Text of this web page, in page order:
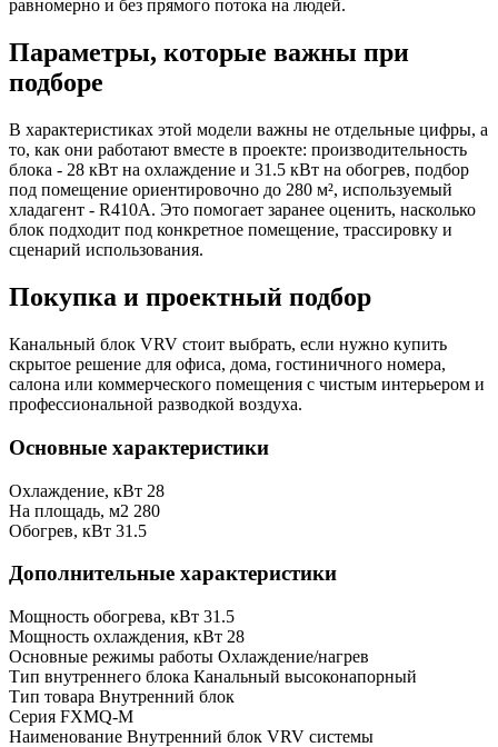
равномерно и без прямого потока на людей.
Параметры, которые важны при
подборе
В характеристиках этой модели важны не отдельные цифры, а
то, как они работают вместе в проекте: производительность
блока - 28 кВт на охлаждение и 31.5 кВт на обогрев, подбор
под помещение ориентировочно до 280 м², используемый
хладагент - R410A. Это помогает заранее оценить, насколько
блок подходит под конкретное помещение, трассировку и
сценарий использования.
Покупка и проектный подбор
Канальный блок VRV стоит выбрать, если нужно купить
скрытое решение для офиса, дома, гостиничного номера,
салона или коммерческого помещения с чистым интерьером и
профессиональной разводкой воздуха.
Основные характеристики
Охлаждение, кВт 28
На площадь, м2 280
Обогрев, кВт 31.5
Дополнительные характеристики
Мощность обогрева, кВт 31.5
Мощность охлаждения, кВт 28
Основные режимы работы Охлаждение/нагрев
Тип внутреннего блока Канальный высоконапорный
Тип товара Внутренний блок
Серия FXMQ-M
Наименование Внутренний блок VRV системы